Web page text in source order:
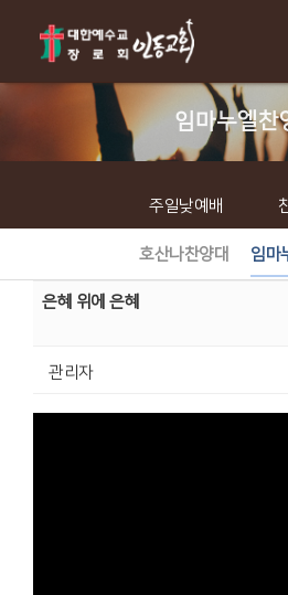
임마누엘찬
주일낮예배
호산나찬양대 임마
은혜 위에 은혜
관리자